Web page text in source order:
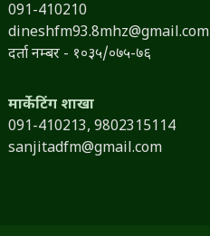
091-410210
dineshfm93.8mhz@gmail.com
दर्ता नम्बर - १०३५/०७५-७६
मार्केटिंग शाखा
091-410213, 9802315114
sanjitadfm@gmail.com